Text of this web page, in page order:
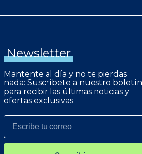
Newsletter
Mantente al día y no te pierdas
nada: Suscríbete a nuestro boletín
para recibir las últimas noticias y
ofertas exclusivas